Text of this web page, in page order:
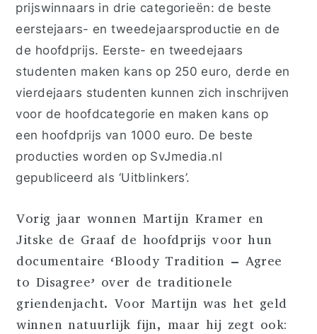
prijswinnaars in drie categorieën: de beste
eerstejaars- en tweedejaarsproductie en de
de hoofdprijs. Eerste- en tweedejaars
studenten maken kans op 250 euro, derde en
vierdejaars studenten kunnen zich inschrijven
voor de hoofdcategorie en maken kans op
een hoofdprijs van 1000 euro. De beste
producties worden op SvJmedia.nl
gepubliceerd als ‘Uitblinkers’.
Vorig jaar wonnen Martijn Kramer en
Jitske de Graaf de hoofdprijs voor hun
documentaire ‘Bloody Tradition – Agree
to Disagree’ over de traditionele
griendenjacht. Voor Martijn was het geld
winnen natuurlijk fijn, maar hij zegt ook: